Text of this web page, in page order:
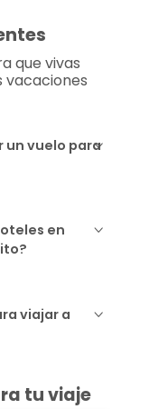
que vivas
vacaciones
un vuelo para
en
viajar a
tu viaje